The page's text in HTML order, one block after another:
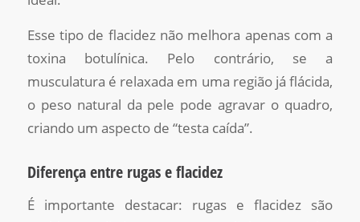
Esse tipo de flacidez não melhora apenas com a
toxina botulínica. Pelo contrário, se a
musculatura é relaxada em uma região já flácida,
o peso natural da pele pode agravar o quadro,
criando um aspecto de “testa caída”.
Diferença entre rugas e flacidez
É importante destacar: rugas e flacidez são